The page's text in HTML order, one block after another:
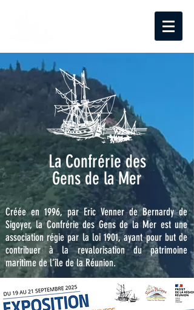
La Confrérie des
Gens de la Mer
Créée en 1996, par Eric Venner de Bernardy de
Sigoyer, la Confrérie des Gens de la Mer est une
association régie par la loi 1901, ayant pour but de
contribuer à la revalorisation du patrimoine
maritime de l’île de la Réunion.